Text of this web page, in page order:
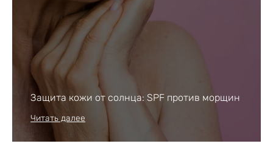
Защита кожи от солнца: SPF против морщин
Читать далее